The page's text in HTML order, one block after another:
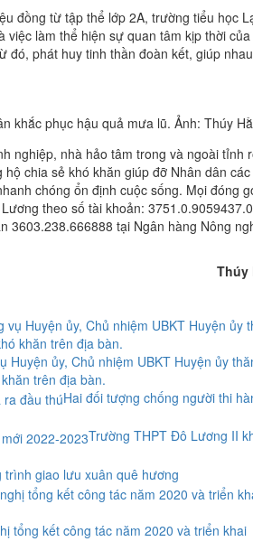
đồng từ tập thể lớp 2A, trường tiểu học
làm thể hiện sự quan tâm kịp thời của
đó, phát huy tinh thần đoàn kết, giúp
khắc phục hậu quả mưa lũ. Ảnh: Thúy
nghiệp, nhà hảo tâm trong và ngoài tỉnh
chia sẻ khó khăn giúp đỡ Nhân dân
chóng ổn định cuộc sống. Mọi đóng
theo số tài khoản:
3603.238.666888 tại Ngân hàng Nông
ủy, Chủ nhiệm UBKT Huyện ủy
trên địa bàn.
Hai đối tượng chống người thi
Trường THPT Đô Lương II
trình giao lưu xuân quê hương
tổng kết công tác năm 2020 và triển khai